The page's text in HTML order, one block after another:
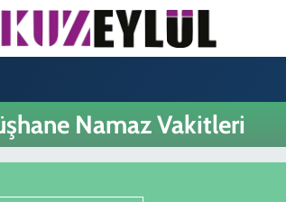
Namaz Vakitleri
ve Fikstür